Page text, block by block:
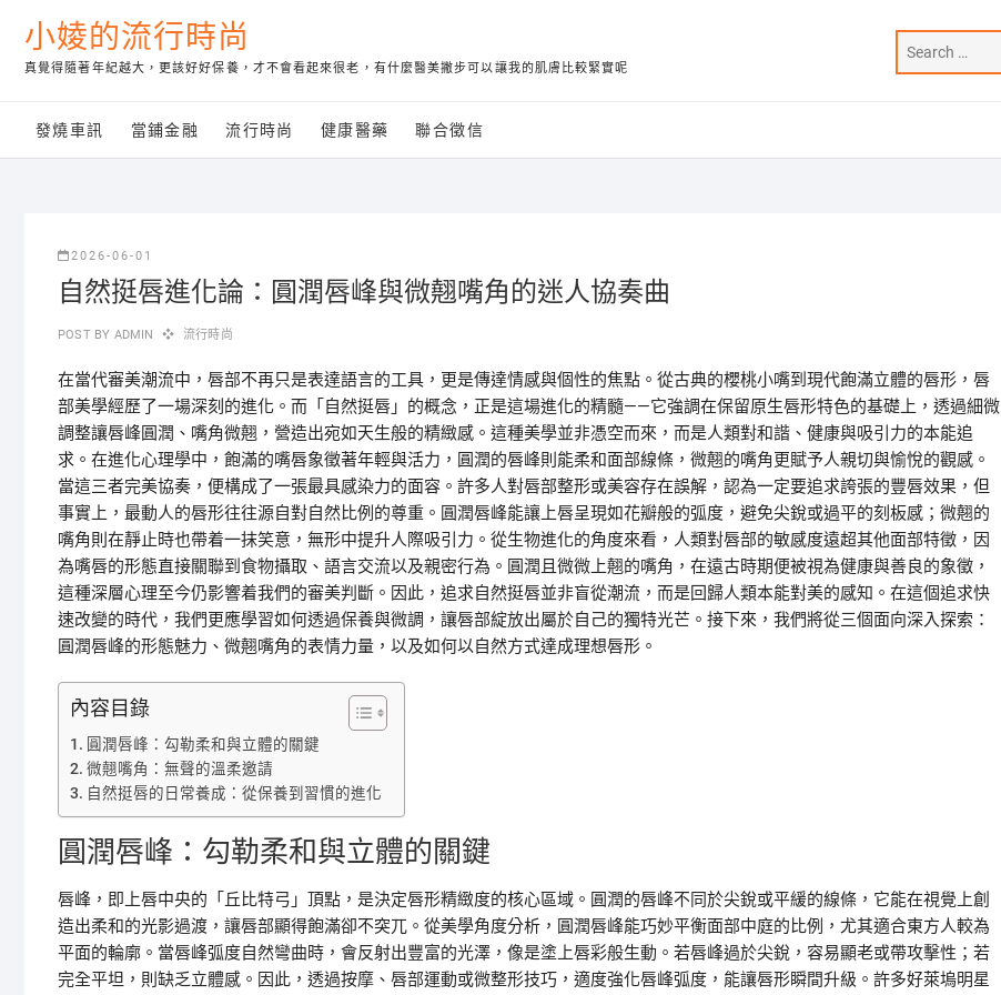
content
小婈的流行時尚
真覺得隨著年紀越大，更該好好保養，才不會看起來很老，有什麼醫美撇步可以讓我的肌膚比較緊實呢
發燒車訊 當鋪金融 流行時尚 健康醫藥 聯合徵信
2026-06-01
自然挺唇進化論：圓潤唇峰與微翹嘴角的迷人協奏曲
POST BY ADMIN 流行時尚
在當代審美潮流中，唇部不再只是表達語言的工具，更是傳達情感與個性的焦點。從古典的櫻桃小嘴到現代飽滿立體的唇形，唇
部美學經歷了一場深刻的進化。而「自然挺唇」的概念，正是這場進化的精髓——它強調在保留原生唇形特色的基礎上，透過細微
調整讓唇峰圓潤、嘴角微翹，營造出宛如天生般的精緻感。這種美學並非憑空而來，而是人類對和諧、健康與吸引力的本能追
求。在進化心理學中，飽滿的嘴唇象徵著年輕與活力，圓潤的唇峰則能柔和面部線條，微翹的嘴角更賦予人親切與愉悅的觀感。
當這三者完美協奏，便構成了一張最具感染力的面容。許多人對唇部整形或美容存在誤解，認為一定要追求誇張的豐唇效果，但
事實上，最動人的唇形往往源自對自然比例的尊重。圓潤唇峰能讓上唇呈現如花瓣般的弧度，避免尖銳或過平的刻板感；微翹的
嘴角則在靜止時也帶着一抹笑意，無形中提升人際吸引力。從生物進化的角度來看，人類對唇部的敏感度遠超其他面部特徵，因
為嘴唇的形態直接關聯到食物攝取、語言交流以及親密行為。圓潤且微微上翹的嘴角，在遠古時期便被視為健康與善良的象徵，
這種深層心理至今仍影響着我們的審美判斷。因此，追求自然挺唇並非盲從潮流，而是回歸人類本能對美的感知。在這個追求快
速改變的時代，我們更應學習如何透過保養與微調，讓唇部綻放出屬於自己的獨特光芒。接下來，我們將從三個面向深入探索：
圓潤唇峰的形態魅力、微翹嘴角的表情力量，以及如何以自然方式達成理想唇形。
內容目錄
圓潤唇峰：勾勒柔和與立體的關鍵
微翹嘴角：無聲的溫柔邀請
自然挺唇的日常養成：從保養到習慣的進化
圓潤唇峰：勾勒柔和與立體的關鍵
唇峰，即上唇中央的「丘比特弓」頂點，是決定唇形精緻度的核心區域。圓潤的唇峰不同於尖銳或平緩的線條，它能在視覺上創
造出柔和的光影過渡，讓唇部顯得飽滿卻不突兀。從美學角度分析，圓潤唇峰能巧妙平衡面部中庭的比例，尤其適合東方人較為
平面的輪廓。當唇峰弧度自然彎曲時，會反射出豐富的光澤，像是塗上唇彩般生動。若唇峰過於尖銳，容易顯老或帶攻擊性；若
完全平坦，則缺乏立體感。因此，透過按摩、唇部運動或微整形技巧，適度強化唇峰弧度，能讓唇形瞬間升級。許多好萊塢明星